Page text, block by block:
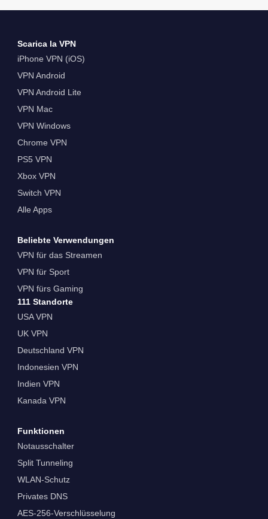
Scarica la VPN
iPhone VPN (iOS)
VPN Android
VPN Android Lite
VPN Mac
VPN Windows
Chrome VPN
PS5 VPN
Xbox VPN
Switch VPN
Alle Apps
Beliebte Verwendungen
VPN für das Streamen
VPN für Sport
VPN fürs Gaming
111 Standorte
USA VPN
UK VPN
Deutschland VPN
Indonesien VPN
Indien VPN
Kanada VPN
Funktionen
Notausschalter
Split Tunneling
WLAN-Schutz
Privates DNS
AES-256-Verschlüsselung